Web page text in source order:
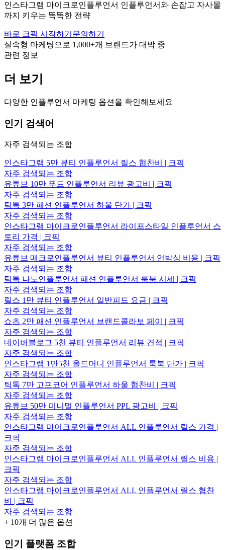
인스타그램 마이크로인플루언서 인플루언서와 손잡고 자사몰
까지 키우는 똑똑한 전략
바로 크픽 시작하기 문의하기
실속형 마케팅으로 1,000+개 브랜드가 대박 중
관련 정보
더 보기
다양한 인플루언서 마케팅 옵션을 확인해보세요
인기 검색어
자주 검색되는 조합
인스타그램 5만 뷰티 인플루언서 릴스 협찬비 | 크픽
자주 검색되는 조합
유튜브 10만 푸드 인플루언서 리뷰 광고비 | 크픽
자주 검색되는 조합
틱톡 3만 패션 인플루언서 하울 단가 | 크픽
자주 검색되는 조합
인스타그램 마이크로인플루언서 라이프스타일 인플루언서 스
토리 가격 | 크픽
자주 검색되는 조합
유튜브 매크로인플루언서 뷰티 인플루언서 언박싱 비용 | 크픽
자주 검색되는 조합
틱톡 나노인플루언서 패션 인플루언서 룩북 시세 | 크픽
자주 검색되는 조합
릴스 1만 뷰티 인플루언서 일반피드 요금 | 크픽
자주 검색되는 조합
쇼츠 2만 패션 인플루언서 브랜드콜라보 페이 | 크픽
자주 검색되는 조합
네이버블로그 5천 뷰티 인플루언서 리뷰 견적 | 크픽
자주 검색되는 조합
인스타그램 1만5천 올드머니 인플루언서 룩북 단가 | 크픽
자주 검색되는 조합
틱톡 7만 고프코어 인플루언서 하울 협찬비 | 크픽
자주 검색되는 조합
유튜브 50만 미니멀 인플루언서 PPL 광고비 | 크픽
자주 검색되는 조합
인스타그램 마이크로인플루언서 ALL 인플루언서 릴스 가격 |
크픽
자주 검색되는 조합
인스타그램 마이크로인플루언서 ALL 인플루언서 릴스 비용 |
크픽
자주 검색되는 조합
인스타그램 마이크로인플루언서 ALL 인플루언서 릴스 협찬
비 | 크픽
자주 검색되는 조합
+ 10개 더 많은 옵션
인기 플랫폼 조합